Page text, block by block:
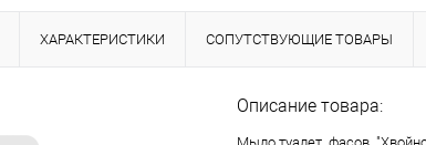
ХАРАКТЕРИСТИКИ СОПУТСТВУЮЩИЕ ТОВАРЫ
Описание товара: